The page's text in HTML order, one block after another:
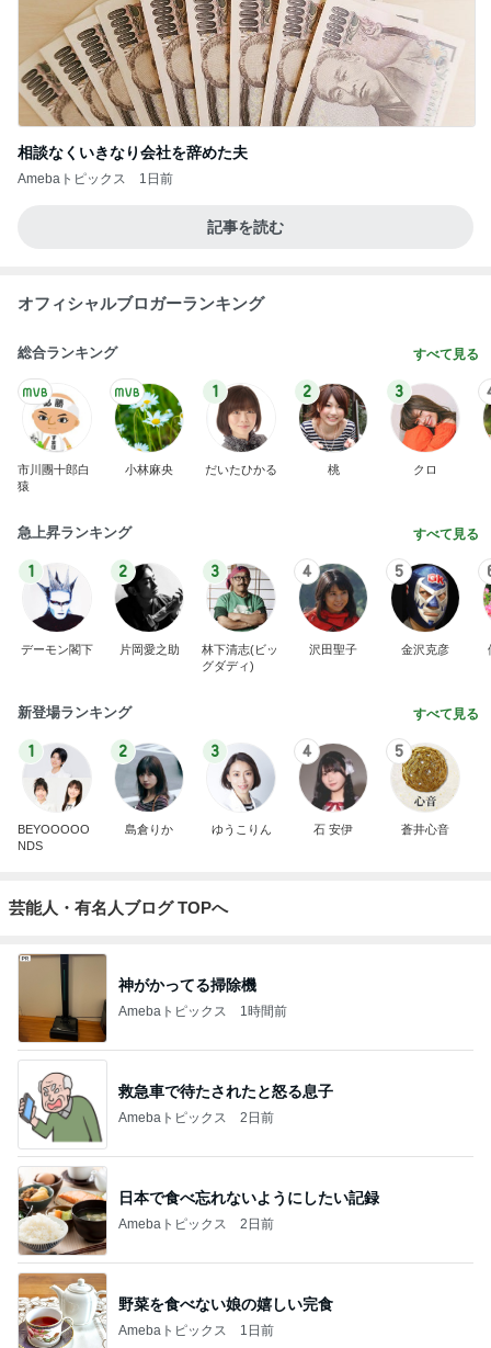
相談なくいきなり会社を辞めた夫
Amebaトピックス 1日前
記事を読む
オフィシャルブロガーランキング
総合ランキング すべて見る
市川團十郎白
猿
小林麻央
1
だいたひかる
2
桃
3
クロ
急上昇ランキング すべて見る
1
デーモン閣下
2
片岡愛之助
3
林下清志(ビッ
グダディ)
4
沢田聖子
5
金沢克彦
新登場ランキング すべて見る
1
BEYOOOOO
NDS
2
島倉りか
3
ゆうこりん
4
石 安伊
5
蒼井心音
芸能人・有名人ブログ TOPへ
神がかってる掃除機
Amebaトピックス 1時間前
救急車で待たされたと怒る息子
Amebaトピックス 2日前
日本で食べ忘れないようにしたい記録
Amebaトピックス 2日前
野菜を食べない娘の嬉しい完食
Amebaトピックス 1日前